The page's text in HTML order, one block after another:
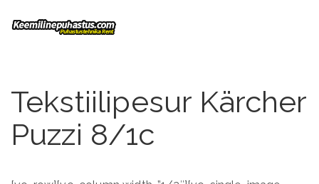
Tekstiilipesur Kärcher
Puzzi 8/1c